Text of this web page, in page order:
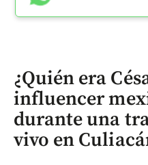
¿Quién era
influencer
durante una
vivo en